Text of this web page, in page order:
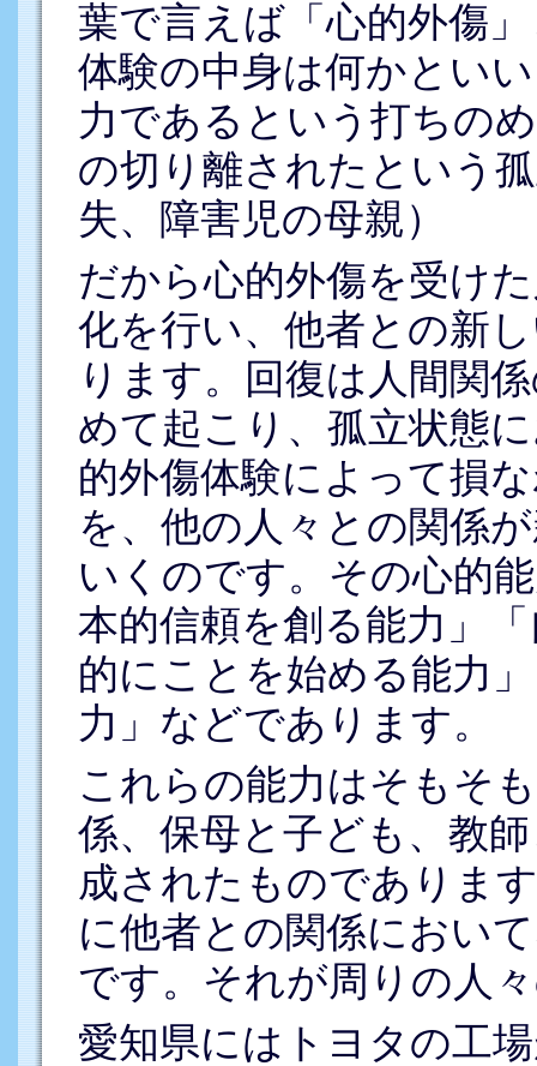
葉で言えば「心的外傷
体験の中身は何かとい
力であるという打ちの
の切り離されたという
失、障害児の母親）
だから心的外傷を受け
化を行い、他者との新
ります。回復は人間関
めて起こり、孤立状態
的外傷体験によって損
を、他の人々との関係
いくのです。その心的
本的信頼を創る能力」
的にことを始める能力
力」などであります。
これらの能力はそもそ
係、保母と子ども、教
成されたものでありま
に他者との関係におい
です。それが周りの人
愛知県にはトヨタの工